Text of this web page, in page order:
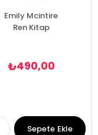
Emily Mcintire
Ren Kitap
₺490,00
Sepete Ekle